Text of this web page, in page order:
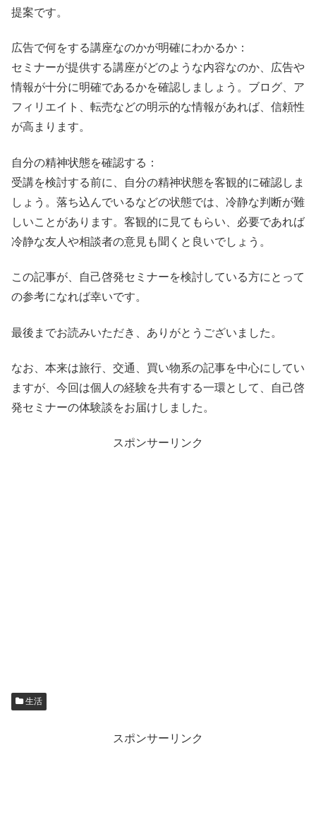
提案です。
広告で何をする講座なのかが明確にわかるか：
セミナーが提供する講座がどのような内容なのか、広告や
情報が十分に明確であるかを確認しましょう。ブログ、ア
フィリエイト、転売などの明示的な情報があれば、信頼性
が高まります。
自分の精神状態を確認する：
受講を検討する前に、自分の精神状態を客観的に確認しま
しょう。落ち込んでいるなどの状態では、冷静な判断が難
しいことがあります。客観的に見てもらい、必要であれば
冷静な友人や相談者の意見も聞くと良いでしょう。
この記事が、自己啓発セミナーを検討している方にとって
の参考になれば幸いです。
最後までお読みいただき、ありがとうございました。
なお、本来は旅行、交通、買い物系の記事を中心にしてい
ますが、今回は個人の経験を共有する一環として、自己啓
発セミナーの体験談をお届けしました。
スポンサーリンク
生活
スポンサーリンク